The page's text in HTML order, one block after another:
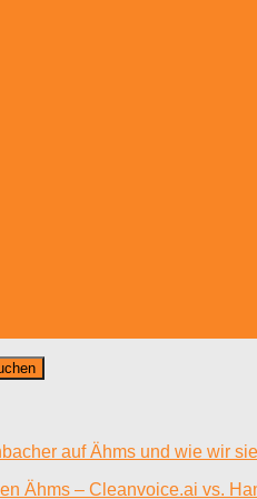
auf Ähms und wie wir
Ähms – Cleanvoice.ai vs.